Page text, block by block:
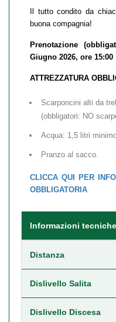
Il tutto condito da
buona compagnia!
Prenotazione
Giugno 2026, ore 15:00
ATTREZZATURA
Scarponcini alti da
(obbligatori: NO
Acqua: 1,5 litri
Pranzo al sacco.
CLICCA QUI PER
OBBLIGATORIA
Informazioni tecniche
Distanza
Dislivello Salita
Dislivello Discesa